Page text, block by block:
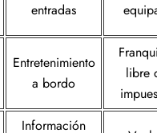
entradas
Entretenimiento
a bordo
libre
Información